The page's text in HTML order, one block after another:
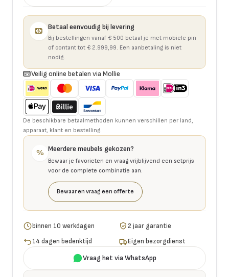
Betaal eenvoudig bij levering
Bij bestellingen vanaf € 500 betaal je met mobiele pin
of contant tot € 2.999,99. Een aanbetaling is niet
nodig.
Veilig online betalen via Mollie
De beschikbare betaalmethoden kunnen verschillen per land,
apparaat, klant en bestelling.
% Meerdere meubels gekozen?
Bewaar je favorieten en vraag vrijblijvend een setprijs
voor de complete combinatie aan.
Bewaar en vraag een offerte
binnen 10 werkdagen
2 jaar garantie
14 dagen bedenktijd
Eigen bezorgdienst
Vraag het via WhatsApp